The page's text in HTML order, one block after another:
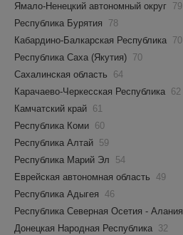
Ямало-Ненецкий автономный округ 79
Республика Бурятия
78
Кабардино-Балкарская Республика 70
Республика Саха (Якутия) 70
Сахалинская область
64
Карачаево-Черкесская Республика 62
Камчатский край 61
Республика Коми 60
Республика Алтай 59
Республика Марий Эл
54
Еврейская автономная область 49
Республика Адыгея 46
Республика Северная Осетия - Алания
Донецкая Народная Республика 32